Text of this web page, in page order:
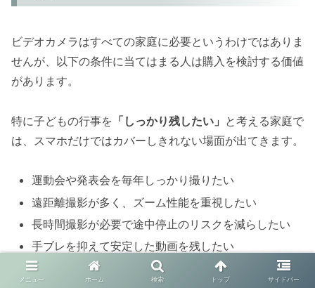
ビデオカメラはすべての家庭に必要というわけではありま
せんが、以下の条件に当てはまる人は購入を検討する価値
があります。
特に子どもの行事を 「しっかり残したい」 と考える家庭で
は、スマホだけではカバーしきれない場面が出てきます。
運動会や発表会を毎年しっかり撮りたい
遠距離撮影が多く、ズーム性能を重視したい
長時間撮影が必要で途中停止のリスクを減らしたい
手ブレを抑えて安定した動画を残したい
子どもの成長記録を後からテレビで見返したい
メニュー ホーム 検索 トップ サイドバー